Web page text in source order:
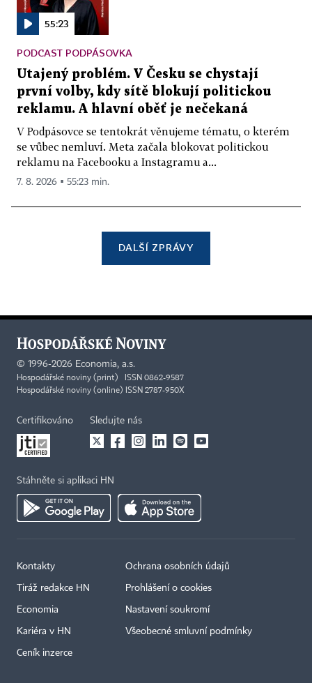
55:23
PODCAST PODPÁSOVKA
Utajený problém. V Česku se chystají
první volby, kdy sítě blokují politickou
reklamu. A hlavní oběť je nečekaná
V Podpásovce se tentokrát věnujeme tématu, o kterém
se vůbec nemluví. Meta začala blokovat politickou
reklamu na Facebooku a Instagramu a...
7. 8. 2026 ▪ 55:23 min.
DALŠÍ ZPRÁVY
© 1996-2026 Economia, a.s.
Hospodářské noviny (print) ISSN 0862-9587
Hospodářské noviny (online) ISSN 2787-950X
Certifikováno Sledujte nás
Stáhněte si aplikaci HN
Kontakty
Tiráž redakce HN
Economia
Kariéra v HN
Ceník inzerce
Ochrana osobních údajů
Prohlášení o cookies
Nastavení soukromí
Všeobecné smluvní podmínky